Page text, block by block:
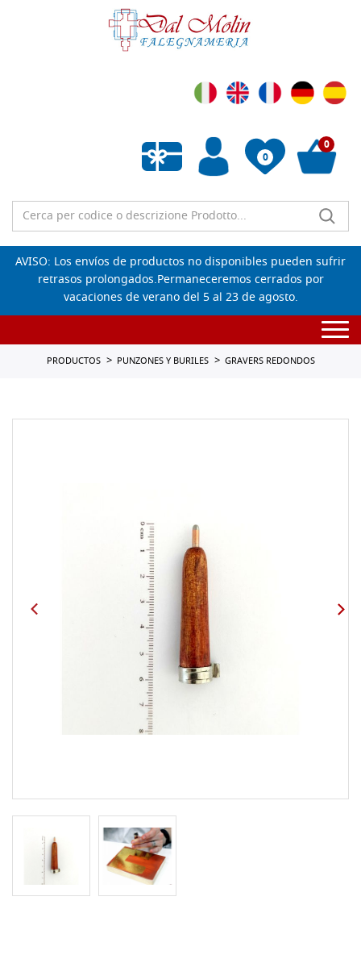
0
Lista de deseos vacía
0
AVISO: Los envíos de productos no disponibles pueden sufrir
retrasos prolongados.Permaneceremos cerrados por
vacaciones de verano del 5 al 23 de agosto.
PRODUCTOS PUNZONES Y BURILES GRAVERS REDONDOS